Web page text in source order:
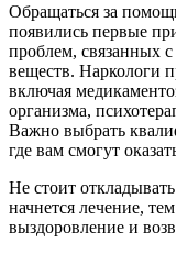
Обращаться за
появились первые
проблем, связанных
веществ. Наркологи
включая
организма,
Важно выбрать
где вам смогут
Не стоит
начнется лечение,
выздоровление и